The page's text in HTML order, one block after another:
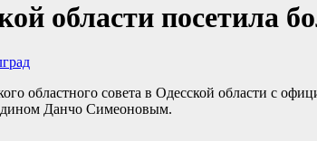
области посетила
областного совета в Одесской области с
Данчо Симеоновым.